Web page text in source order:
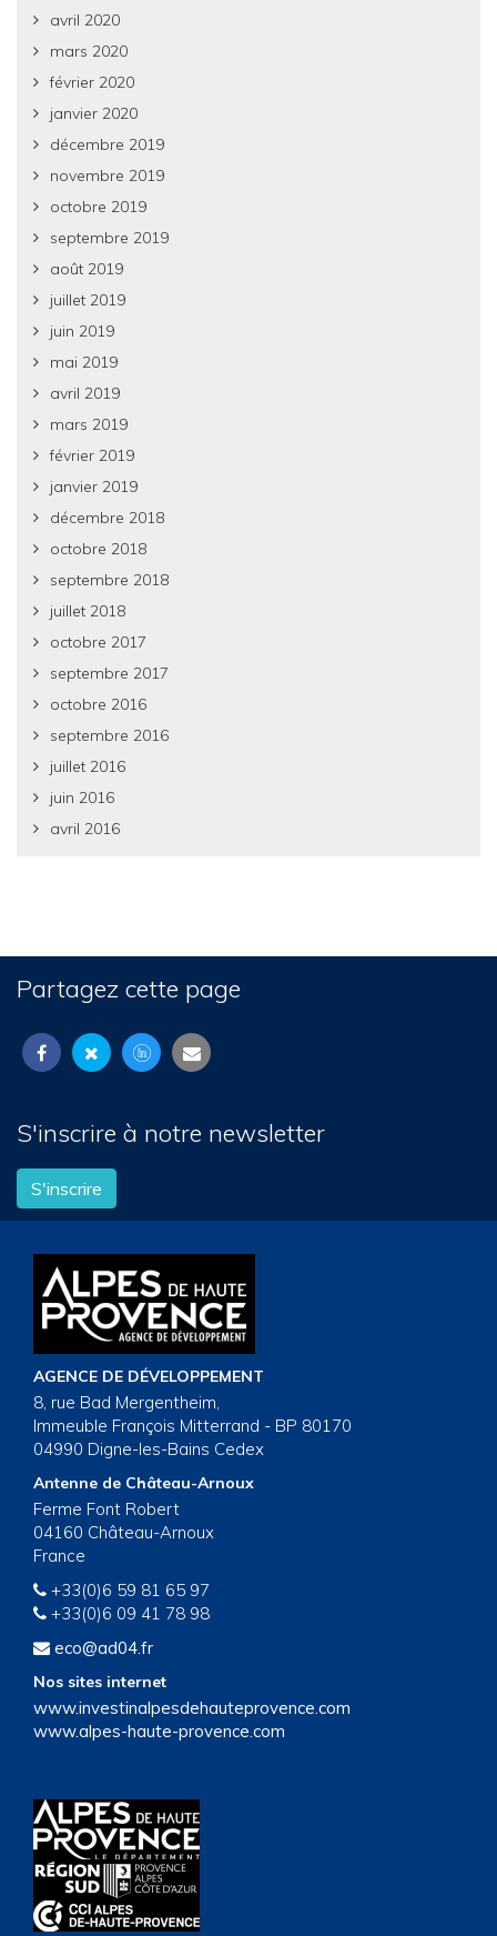
avril 2020
mars 2020
février 2020
janvier 2020
décembre 2019
novembre 2019
octobre 2019
septembre 2019
août 2019
juillet 2019
juin 2019
mai 2019
avril 2019
mars 2019
février 2019
janvier 2019
décembre 2018
octobre 2018
septembre 2018
juillet 2018
octobre 2017
septembre 2017
octobre 2016
septembre 2016
juillet 2016
juin 2016
avril 2016
Partagez cette page
S'inscrire à notre newsletter
S'inscrire
AGENCE DE DÉVELOPPEMENT
8, rue Bad Mergentheim,
Immeuble François Mitterrand - BP 80170
04990 Digne-les-Bains Cedex
Antenne de Château-Arnoux
Ferme Font Robert
04160 Château-Arnoux
France
+33(0)6 59 81 65 97
+33(0)6 09 41 78 98
eco@ad04.fr
Nos sites internet
www.investinalpesdehauteprovence.com
www.alpes-haute-provence.com